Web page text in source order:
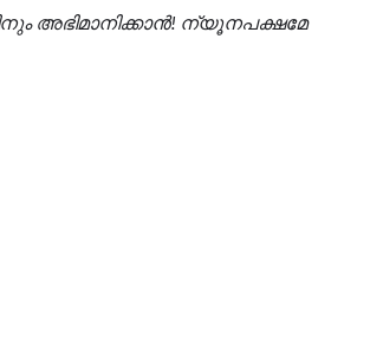
അഭിമാനിക്കാൻ! ന്യൂനപക്ഷമേ